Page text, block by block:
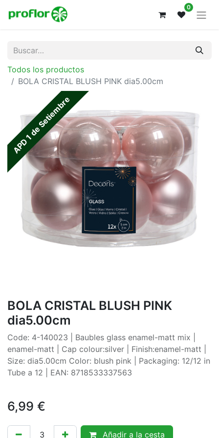
0
Todos los productos
BOLA CRISTAL BLUSH PINK dia5.00cm
APD 1 de Setiembre
BOLA CRISTAL BLUSH PINK
dia5.00cm
Code: 4-140023 | Baubles glass enamel-matt mix |
enamel-matt | Cap colour:silver | Finish:enamel-matt |
Size: dia5.00cm Color: blush pink | Packaging: 12/12 in
Tube a 12 | EAN: 8718533337563
6,99 €
Añadir a la cesta